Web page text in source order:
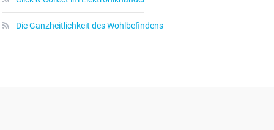
Die Ganzheitlichkeit des Wohlbefindens